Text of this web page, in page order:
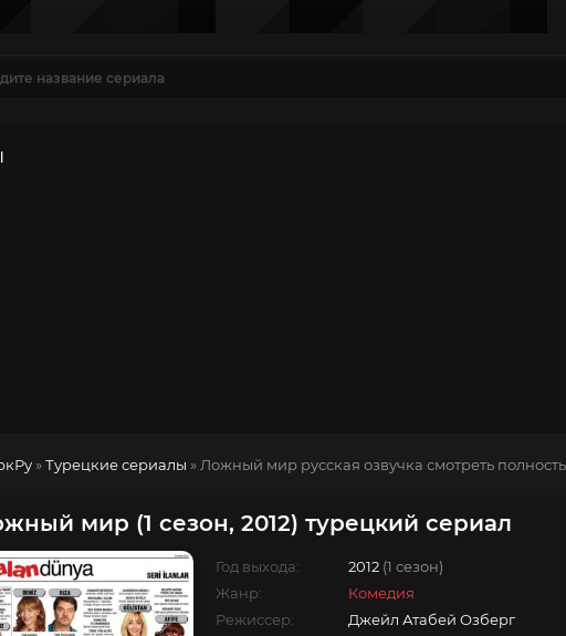
»Турецкие сериалы » Ложный мир русская озвучка смотреть
мир (1 сезон, 2012) турецкий сериал
Год выхода: 2012 (1 сезон)
Жанр:
Комедия
Режиссер:
Джейл Атабей Озберг